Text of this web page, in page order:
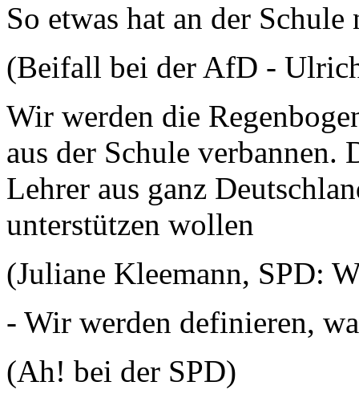
So etwas hat an der
(Beifall bei der AfD -
Wir werden die
aus der Schule
Lehrer aus ganz
unterstützen wollen
(Juliane Kleemann, SPD:
- Wir werden definieren,
(Ah! bei der SPD)